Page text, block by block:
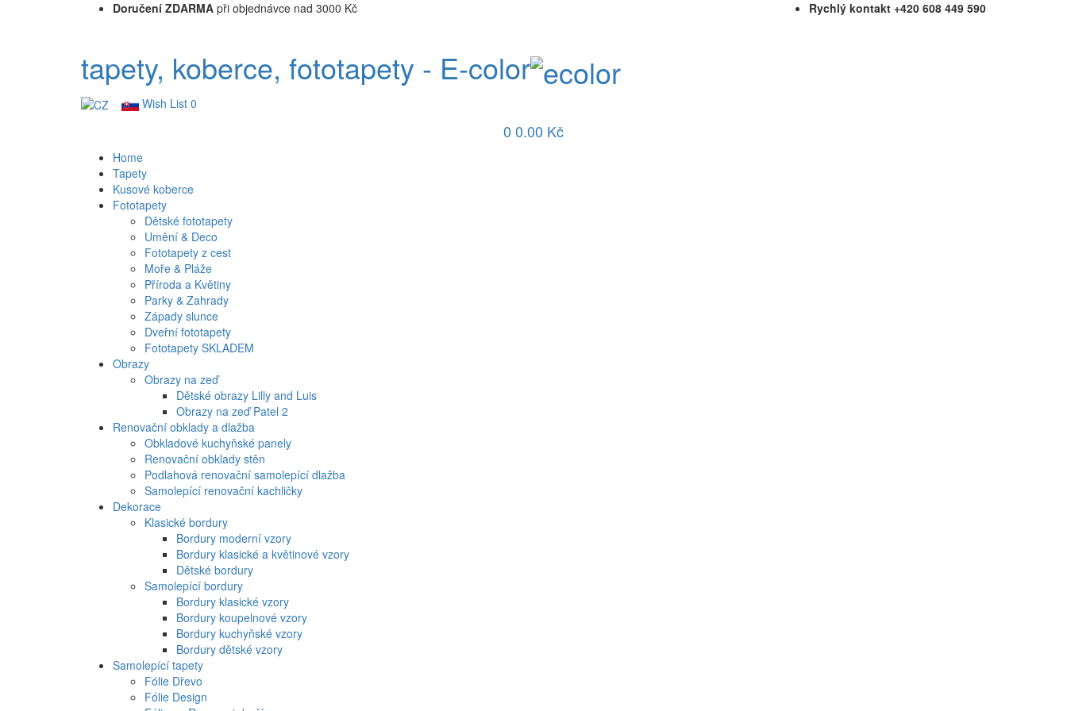
Doručení ZDARMA při objednávce nad 3000 Kč Rychlý kontakt +420 608 449 590
tapety, koberce, fototapety - E-color
Wish List 0
0 0.00 Kč
Home
Tapety
Kusové koberce
Fototapety
Dětské fototapety
Umění & Deco
Fototapety z cest
Moře & Pláže
Příroda a Květiny
Parky & Zahrady
Západy slunce
Dveřní fototapety
Fototapety SKLADEM
Obrazy
Obrazy na zeď
Dětské obrazy Lilly and Luis
Obrazy na zeď Patel 2
Renovační obklady a dlažba
Obkladové kuchyňské panely
Renovační obklady stěn
Podlahová renovační samolepící dlažba
Samolepící renovační kachličky
Dekorace
Klasické bordury
Bordury moderní vzory
Bordury klasické a květinové vzory
Dětské bordury
Samolepící bordury
Bordury klasické vzory
Bordury koupelnové vzory
Bordury kuchyňské vzory
Bordury dětské vzory
Samolepící tapety
Fólie Dřevo
Fólie Design